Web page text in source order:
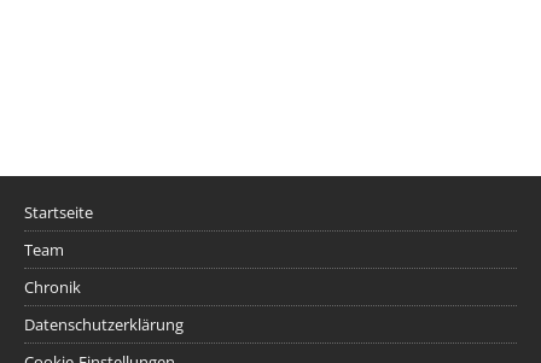
Startseite
Team
Chronik
Datenschutzerklärung